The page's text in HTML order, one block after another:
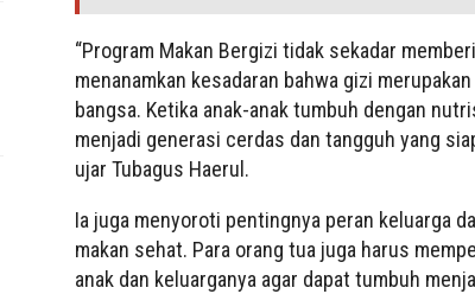
“Program Makan Bergizi tidak sekadar
menanamkan kesadaran bahwa gizi
bangsa. Ketika anak-anak tumbuh dengan
menjadi generasi cerdas dan tangguh yang
ujar Tubagus Haerul.
Ia juga menyoroti pentingnya peran keluarga
makan sehat. Para orang tua juga harus
anak dan keluarganya agar dapat tumbuh